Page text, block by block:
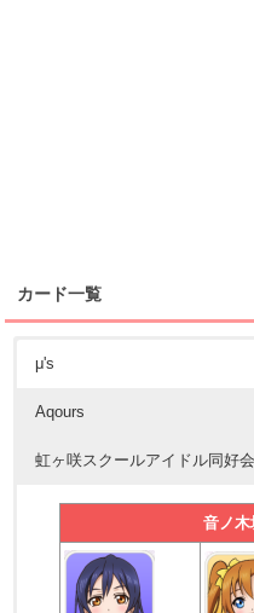
カード一覧
μ's
Aqours
虹ヶ咲スクールアイドル同好会
音ノ